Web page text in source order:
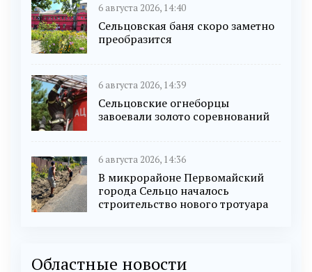
6 августа 2026, 14:40
Сельцовская баня скоро заметно
преобразится
6 августа 2026, 14:39
Сельцовские огнеборцы
завоевали золото соревнований
6 августа 2026, 14:36
В микрорайоне Первомайский
города Сельцо началось
строительство нового тротуара
Областные новости